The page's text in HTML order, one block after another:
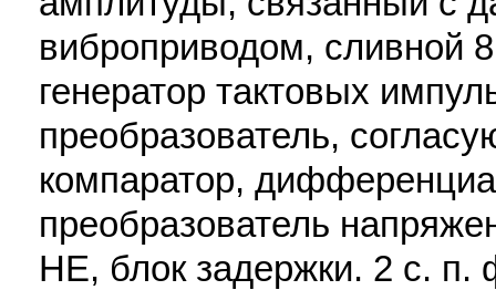
виброприводом, сливной
генератор тактовых
преобразователь,
компаратор,
преобразователь
НЕ, блок задержки. 2 с. п.